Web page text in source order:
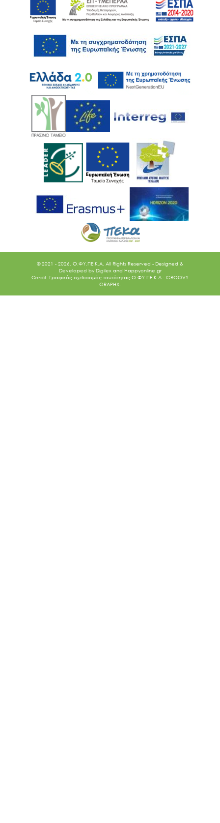
Ακολουθήστε μας
© 2021 - 2026. O.ΦΥ.ΠΕ.Κ.Α. All Rights Reserved - Designed &
Developed by Digilex and Happyonline.gr
Credit: Γραφικός σχεδιασμός ταυτότητας Ο.ΦΥ.ΠΕ.Κ.Α.: GROOVY
GRAPHX.